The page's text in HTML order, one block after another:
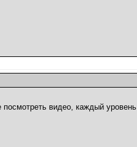
видео, каждый уровень